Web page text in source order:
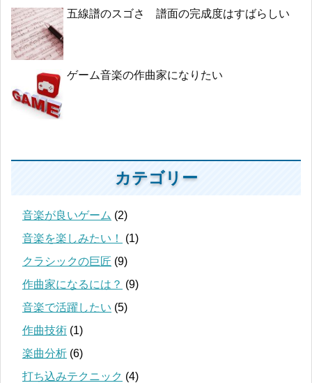
五線譜のスゴさ 譜面の完成度はすばらしい
ゲーム音楽の作曲家になりたい
カテゴリー
音楽が良いゲーム (2)
音楽を楽しみたい！
(1)
クラシックの巨匠 (9)
作曲家になるには？ (9)
音楽で活躍したい (5)
作曲技術 (1)
楽曲分析 (6)
打ち込みテクニック (4)